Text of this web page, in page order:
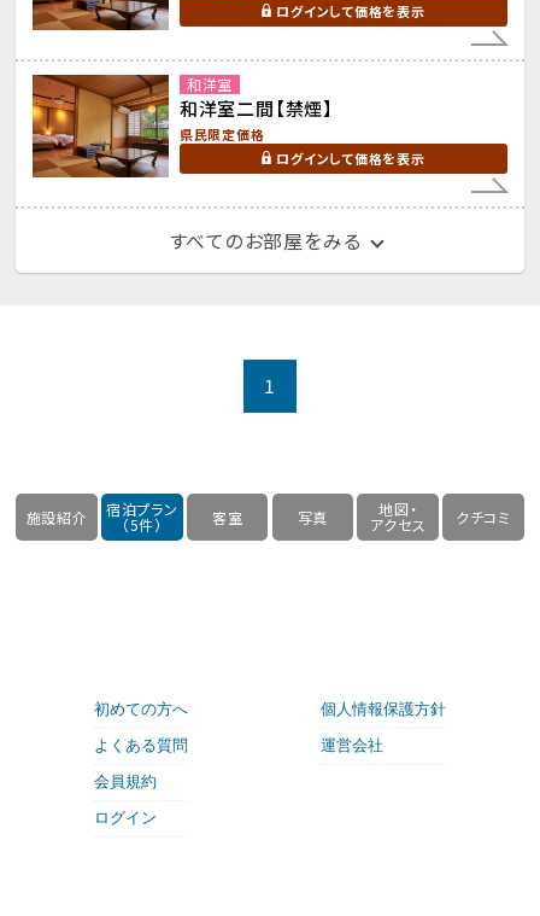
ログインして価格を表示
和洋室
和洋室二間【禁煙】
県民限定価格
ログインして価格を表示
すべてのお部屋をみる
1
施設紹介 宿泊プラン
（5件） 客室 写真 地図・
アクセス クチコミ
初めての方へ
よくある質問
会員規約
ログイン
個人情報保護方針
運営会社